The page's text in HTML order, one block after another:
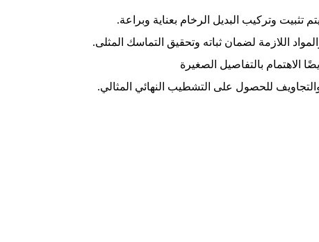
تثبيت وتركيب البديل الرخام بعناية وبراعة.
اللازمة لضمان ثباته وتحقيق التماسك المثلى.
الاهتمام بالتفاصيل الصغيرة
والتجاويف للحصول على التشطيب النهائي المثالي.